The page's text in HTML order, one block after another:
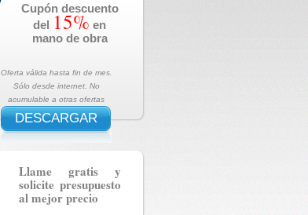
Cupón descuento
del 15% en
mano de obra
Oferta válida hasta fin de mes.
Sólo desde internet. No
acumulable a otras ofertas
DESCARGAR
Llame gratis y
solicite presupuesto
al mejor precio